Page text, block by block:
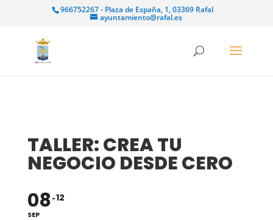
966752267 - Plaza de España, 1, 03369 Rafal
ayuntamiento@rafal.es
TALLER: CREA TU
NEGOCIO DESDE CERO
08
SEP
12